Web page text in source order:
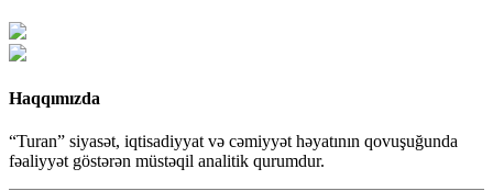
Haqqımızda
“Turan” siyasət, iqtisadiyyat və cəmiyyət həyatının qovuşuğunda
fəaliyyət göstərən müstəqil analitik qurumdur.